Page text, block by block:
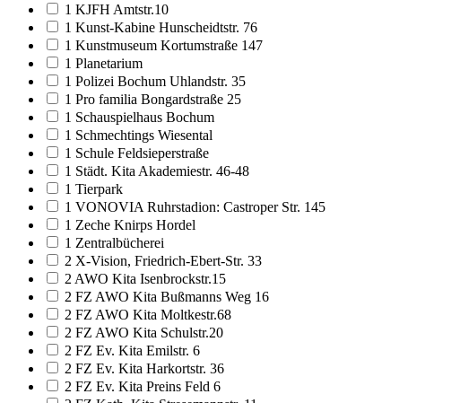
1 KJFH Amtstr.10
1 Kunst-Kabine Hunscheidtstr. 76
1 Kunstmuseum Kortumstraße 147
1 Planetarium
1 Polizei Bochum Uhlandstr. 35
1 Pro familia Bongardstraße 25
1 Schauspielhaus Bochum
1 Schmechtings Wiesental
1 Schule Feldsieperstraße
1 Städt. Kita Akademiestr. 46-48
1 Tierpark
1 VONOVIA Ruhrstadion: Castroper Str. 145
1 Zeche Knirps Hordel
1 Zentralbücherei
2 X-Vision, Friedrich-Ebert-Str. 33
2 AWO Kita Isenbrockstr.15
2 FZ AWO Kita Bußmanns Weg 16
2 FZ AWO Kita Moltkestr.68
2 FZ AWO Kita Schulstr.20
2 FZ Ev. Kita Emilstr. 6
2 FZ Ev. Kita Harkortstr. 36
2 FZ Ev. Kita Preins Feld 6